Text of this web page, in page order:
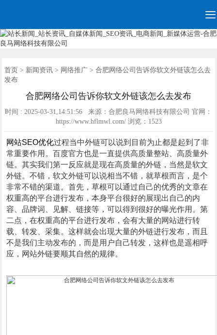

首页 > 新闻资讯> 网络推广> 合肥网络公司告诉你软文外链该怎么去
发布
合肥网络公司告诉你软文外链该怎么去发布
时间 : 2025-03-31,14:51:56 来源：合肥良马网络科技有限公司 官网：
https://www.hflmwl.com/ 浏览： 1523
网站SEO优化过程当中外链可以说到目前为止都是起到了非
常重要作用。百度官方也是一直提供高质量整站、高质量外
链。其实我们第一反应就是现在高质量的外链，当然是软文
外链。不错，软文外链可以说相当不错，就草根而言，是个
非常不错的渠道。首先，草根可以通过自己的优秀的文章在
权重高的平台进行发布，本身平台很好的展现出自己的内
容、品牌词、见解、链接等，可以得到很好的曝光作用。第
二点，在权重高的平台进行发布，会有大量的网站进行转
载、转发、采集。这样就会出现大量的外链进行发布，而且
不是我们主动发布的，而是用户自己转发，这样也是遥相呼
应，网站外链要顺其自然的规律。